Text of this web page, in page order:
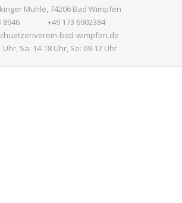
Mühle, 74206 Bad Wimpfen
8946
+49 173 6902384
bad-wimpfen.de
Uhr, Sa: 14-18 Uhr, So: 09-12 Uhr